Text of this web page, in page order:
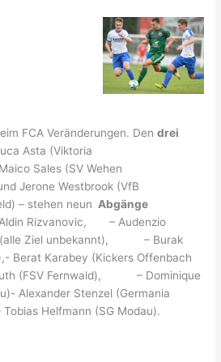
FCA Veränderungen. Dendrei
Asta (Viktoria
Sales (SV Wehen
Jerone Westbrook (VfB
– stehen neun Abgänge
Aldin Rizvanovic, – Audenzio
(alle Ziel unbekannt), – Burak
Berat Karabey (Kickers Offenbach
(FSV Fernwald), – Dominique
Alexander Stenzel (Germania
Helfmann (SG Modau).